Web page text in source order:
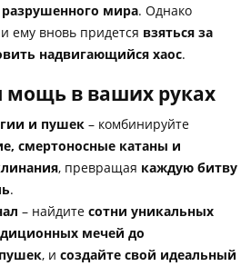
разрушенного мира. Однако
и ему вновь придется взяться за
надвигающийся хаос.
в ваших руках
и пушек – комбинируйте
смертоносные катаны и
, превращая каждую битву
.
– найдите сотни уникальных
мечей до
, и создайте свой идеальный